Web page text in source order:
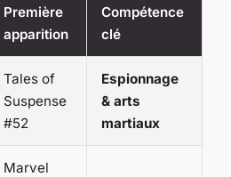
Première
apparition
Compétence
clé
Tales of
Suspense
#52
Espionnage
& arts
martiaux
Marvel